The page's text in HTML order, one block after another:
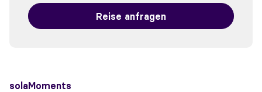
Reise anfragen
solaMoments